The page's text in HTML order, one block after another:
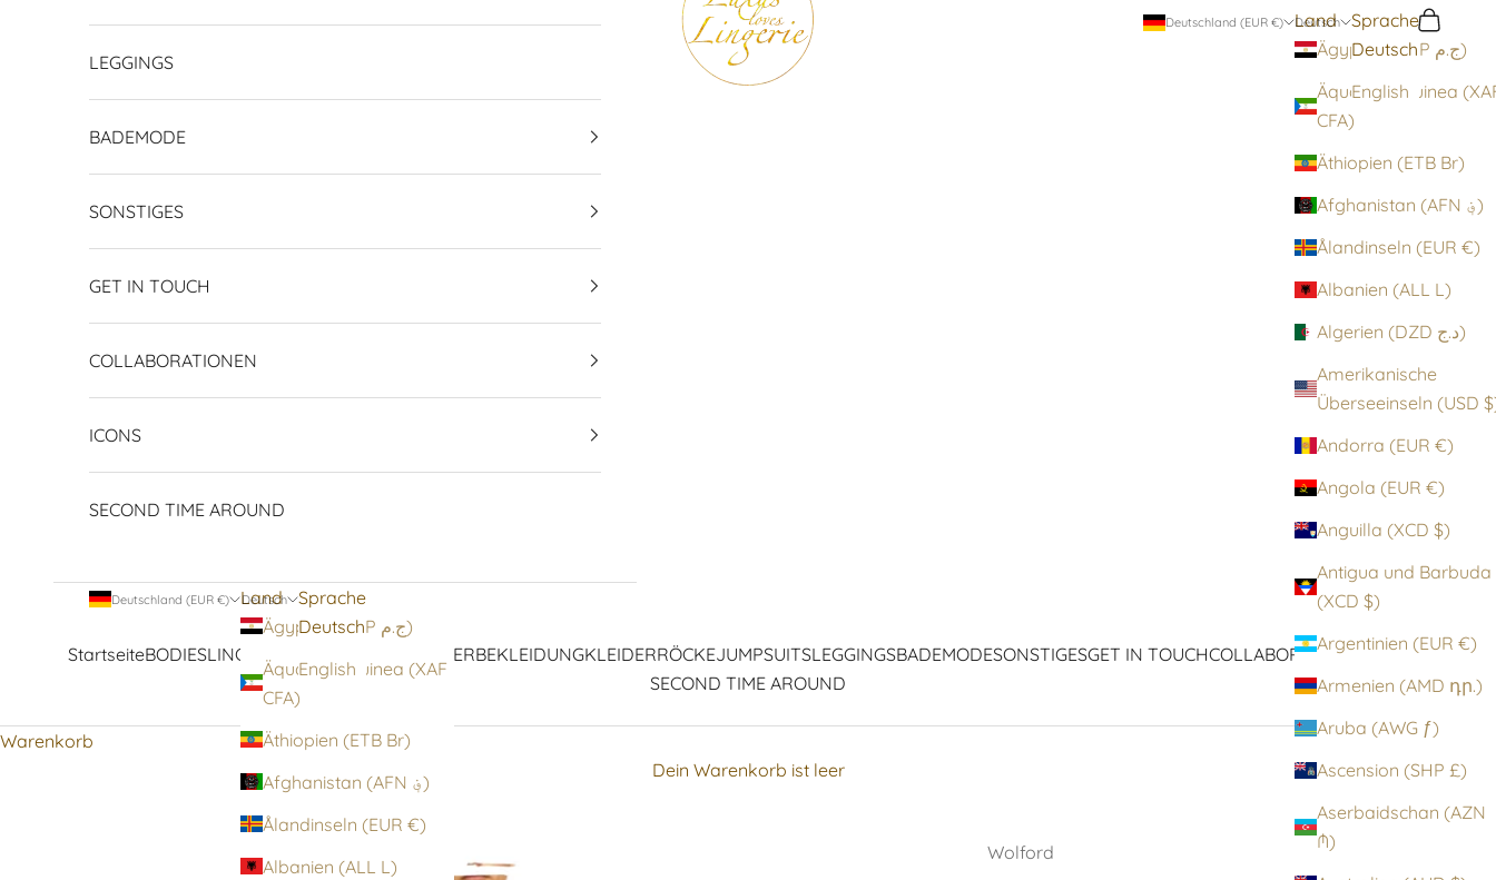
StartseiteBODIESLINGERIE OBERBEKLEIDUNGKLEIDERRÖCKEJUMPSUITSLEGGINGSBADEMODESONSTIGESGET IN TOUCHCOLLABORATIONENICONS
SECOND TIME AROUND
Deutschland (EUR €)
Land
Ägypten (EGP ج.م)
Äquatorialguinea
CFA)
Äthiopien (ETB Br)
Afghanistan (AFN ؋)
Ålandinseln (EUR €)
Albanien (ALL L)
Algerien (DZD د.ج)
Amerikanische
Andorra (EUR €)
Angola (EUR €)
Anguilla (XCD $)
Antigua und Barbuda
(XCD $)
Argentinien (EUR €)
Armenien (AMD դր.)
Aruba (AWG ƒ)
Ascension (SHP £)
Aserbaidschan (AZN
₼)
Deutsch
Sprache
Deutsch
English
Suchen
LEGGINGS
BADEMODE
SONSTIGES
GET IN TOUCH
COLLABORATIONEN
ICONS
SECOND TIME AROUND
Deutschland (EUR €)
Land
Ägypten (EGP ج.م)
Äquatorialguinea (XAF
CFA)
Äthiopien (ETB Br)
Afghanistan (AFN ؋)
Ålandinseln (EUR €)
Albanien (ALL L)
Deutsch
Sprache
Deutsch
English
Warenkorb
Dein Warenkorb ist leer
Wolford